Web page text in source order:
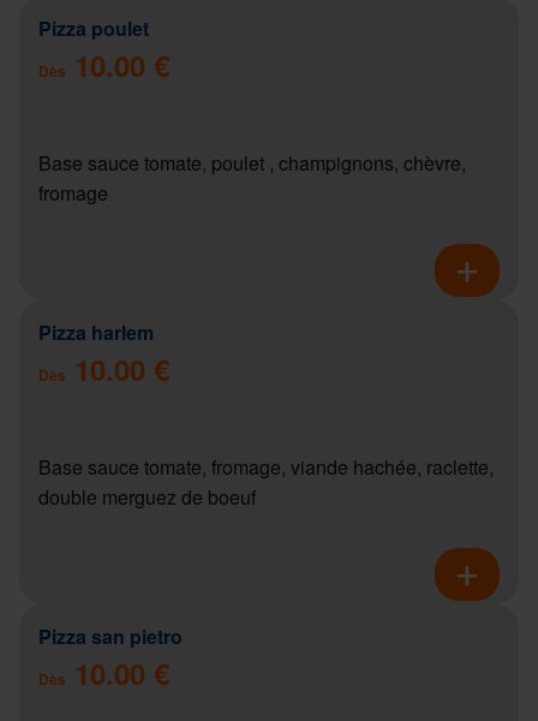
Pizza poulet
Dès 10.00 €
Base sauce tomate, poulet , champignons, chèvre,
fromage
Pizza harlem
Dès 10.00 €
Base sauce tomate, fromage, viande hachée, raclette,
double merguez de boeuf
Pizza san pietro
Dès 10.00 €